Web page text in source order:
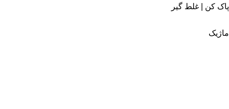
پاک کن | غلط گیر
ماژیک